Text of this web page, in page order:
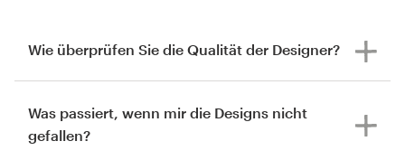
Wie überprüfen Sie die Qualität der Designer?
Was passiert, wenn mir die Designs nicht
gefallen?